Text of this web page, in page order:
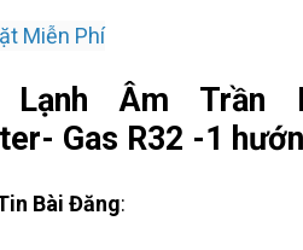
Lạnh Âm Trần
Gas R32 -1
Bài Đăng: